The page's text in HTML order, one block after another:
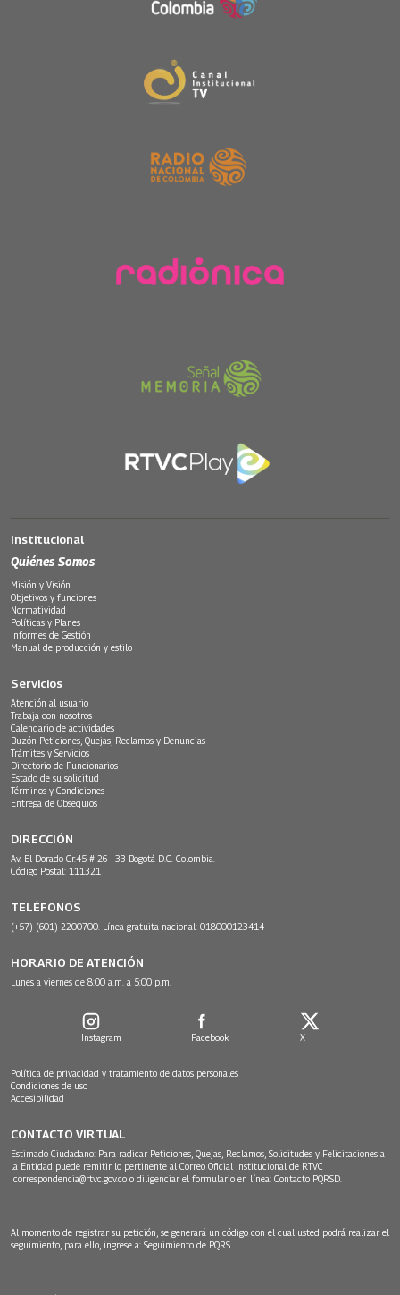
Institucional
Quiénes Somos
Misión y Visión
Objetivos y funciones
Normatividad
Políticas y Planes
Informes de Gestión
Manual de producción y estilo
Servicios
Atención al usuario
Trabaja con nosotros
Calendario de actividades
Buzón Peticiones, Quejas, Reclamos y Denuncias
Trámites y Servicios
Directorio de Funcionarios
Estado de su solicitud
Términos y Condiciones
Entrega de Obsequios
DIRECCIÓN
Av. El Dorado Cr.45 # 26 - 33 Bogotá D.C. Colombia.
Código Postal: 111321
TELÉFONOS
(+57) (601) 2200700. Línea gratuita nacional: 018000123414
HORARIO DE ATENCIÓN
Lunes a viernes de 8:00 a.m. a 5:00 p.m.
Instagram Facebook X
Política de privacidad y tratamiento de datos personales
Condiciones de uso
Accesibilidad
CONTACTO VIRTUAL
Estimado Ciudadano: Para radicar Peticiones, Quejas, Reclamos, Solicitudes y Felicitaciones a
la Entidad puede remitir lo pertinente al Correo Oficial Institucional de RTVC
correspondencia@rtvc.gov.co o diligenciar el formulario en línea: Contacto PQRSD.
Al momento de registrar su petición, se generará un código con el cual usted podrá realizar el
seguimiento, para ello, ingrese a: Seguimiento de PQRS